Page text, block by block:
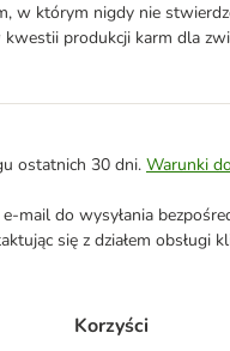
w którym nigdy nie
produkcji karm dla
ostatnich 30 dni. Warunki
mail do wysyłania
się z działem obsługi
Korzyści